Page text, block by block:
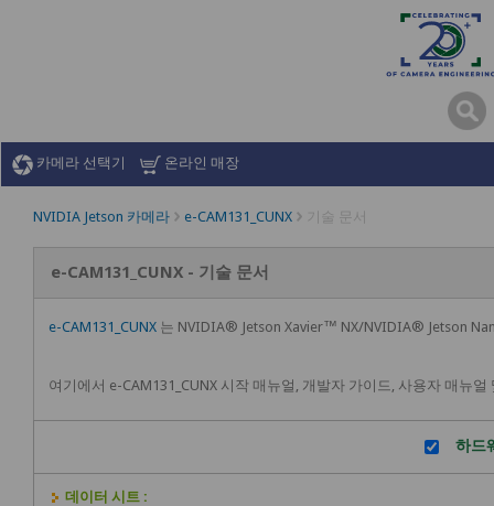
카메라 선택기 온라인 매장
NVIDIA Jetson 카메라 e-CAM131_CUNX 기술 문서
e-CAM131_CUNX - 기술 문서
e-CAM131_CUNX 는 NVIDIA® Jetson Xavier™ NX/NVIDIA® Jetson
여기에서 e-CAM131_CUNX 시작 매뉴얼, 개발자 가이드, 사용자 매뉴
하드
데이터 시트 :